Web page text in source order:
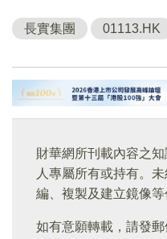
長實集團 01113.HK
財華網所刊載內容之
人專屬所有或持有。
編、複製及建立鏡像等
如有意願轉載，請發郵